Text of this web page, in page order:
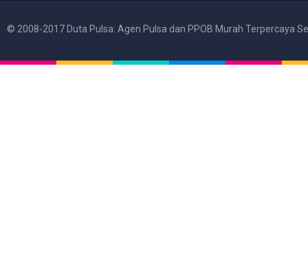
© 2008-2017 Duta Pulsa: Agen Pulsa dan PPOB Murah Terpercaya